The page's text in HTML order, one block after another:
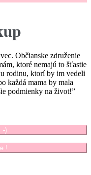
Občianske združenie
ktoré nemajú to šťastie
rodinu, ktorí by im vedeli
každá mama by mala
podmienky na život!”
)
!